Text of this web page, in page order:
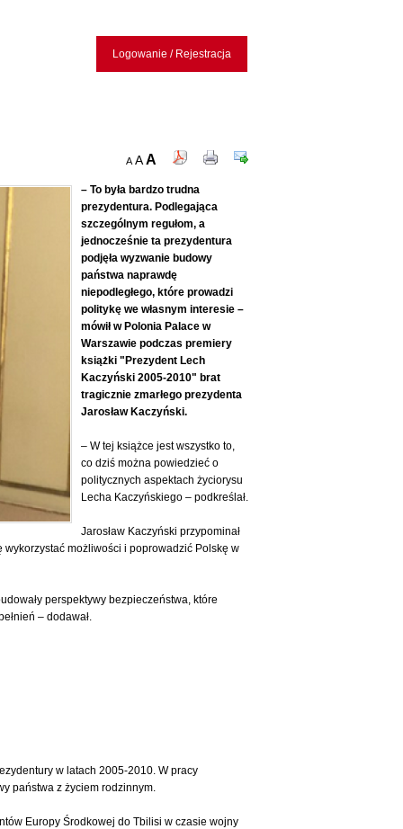
Logowanie / Rejestracja
A AA
– To była bardzo trudna
prezydentura. Podlegająca
szczególnym regułom, a
jednocześnie ta prezydentura
podjęła wyzwanie budowy
państwa naprawdę
niepodległego, które prowadzi
politykę we własnym interesie –
mówił w Polonia Palace w
Warszawie podczas premiery
książki "Prezydent Lech
Kaczyński 2005-2010" brat
tragicznie zmarłego prezydenta
Jarosław Kaczyński.
– W tej książce jest wszystko to,
co dziś można powiedzieć o
politycznych aspektach życiorysu
Lecha Kaczyńskiego – podkreślał.
Jarosław Kaczyński przypominał
wykorzystać możliwości i poprowadzić Polskę w
perspektywy bezpieczeństwa, które
– dodawał.
w latach 2005-2010. W pracy
państwa z życiem rodzinnym.
Europy Środkowej do Tbilisi w czasie wojny